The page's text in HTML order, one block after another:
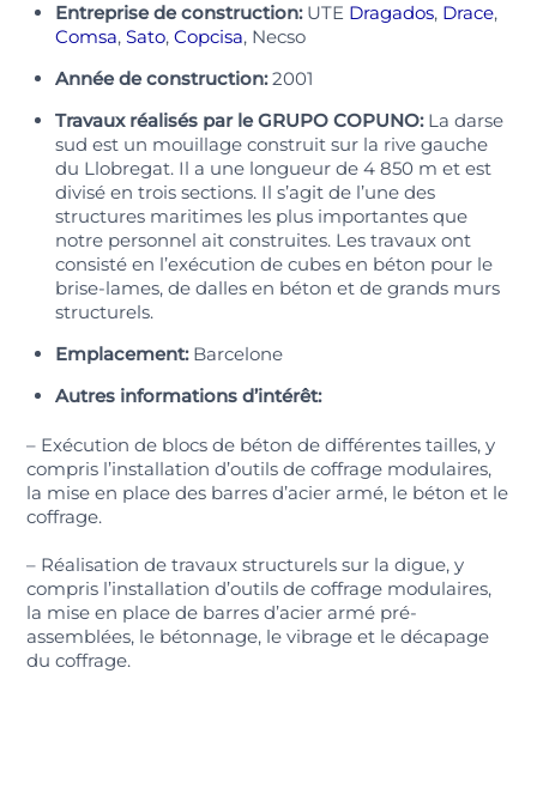
Entreprise de construction:UTE Dragados, Drace,
Comsa,Sato,Copcisa, Necso
Année de construction:2001
Travaux réalisés par le GRUPO COPUNO:La darse
sud est un mouillage construit sur la rive gauche
du Llobregat. Il a une longueur de 4 850 m et est
divisé en trois sections. Il s’agit de l’une des
structures maritimes les plus importantes que
notre personnel ait construites. Les travaux ont
consisté en l’exécution de cubes en béton pour le
brise-lames, de dalles en béton et de grands murs
structurels.
Emplacement:Barcelone
Autres informations d’intérêt:
– Exécution de blocs de béton de différentes tailles, y
compris l’installation d’outils de coffrage modulaires,
la mise en place des barres d’acier armé, le béton et le
coffrage.
– Réalisation de travaux structurels sur la digue, y
compris l’installation d’outils de coffrage modulaires,
la mise en place de barres d’acier armé pré-
assemblées, le bétonnage, le vibrage et le décapage
du coffrage.